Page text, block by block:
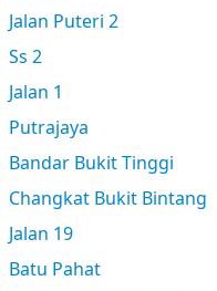
Jalan Puteri 2
Ss 2
Jalan 1
Putrajaya
Bandar Bukit Tinggi
Changkat Bukit Bintang
Jalan 19
Batu Pahat